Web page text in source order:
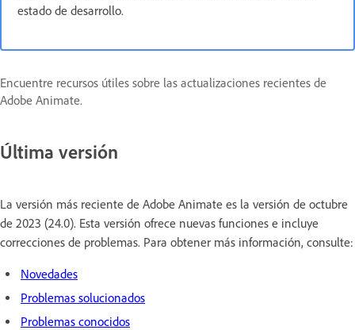
estado de desarrollo.
Encuentre recursos útiles sobre las actualizaciones recientes de
Adobe Animate.
Última versión
La versión más reciente de Adobe Animate es la versión de octubre
de 2023 (24.0). Esta versión ofrece nuevas funciones e incluye
correcciones de problemas. Para obtener más información, consulte:
Novedades
Problemas solucionados
Problemas conocidos